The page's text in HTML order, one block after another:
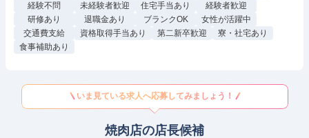
経験不問
未経験者歓迎 住宅手当あり
経験者歓迎
研修あり
退職金あり ブランクOK
女性が活躍中
交通費支給
資格取得手当あり 第二新卒歓迎
寮・社宅あり
食事補助あり
いま見ている求人へ応募してみましょう！
焼肉店の店長候補